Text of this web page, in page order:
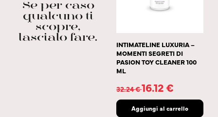
Se per caso
qualcuno ti
scopre,
lascialo fare.
INTIMATELINE LUXURIA –
MOMENTI SEGRETI DI
PASION TOY CLEANER 100
ML
32.24€16.12€
Aggiungi al carrello